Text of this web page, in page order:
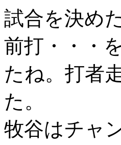
試合を決め
前打・・・
たね。打者
た。
牧谷はチャ